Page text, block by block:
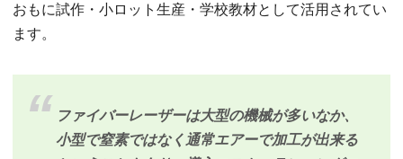
おもに試作・小ロット生産・学校教材として活用されてい
ます。
ファイバーレーザーは大型の機械が多いなか、
小型で窒素ではなく通常エアーで加工が出来る